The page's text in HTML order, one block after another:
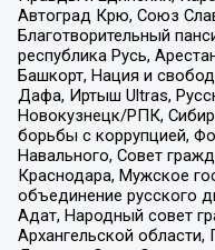
Автоград Крю, Союз
Благотворительный
республика Русь,
Башкорт, Нация и
Дафа, Иртыш Ultras,
Новокузнецк/РПК,
борьбы с коррупцией,
Навального, Совет
Краснодара, Мужское
объединение русского
Адат, Народный совет
Архангельской